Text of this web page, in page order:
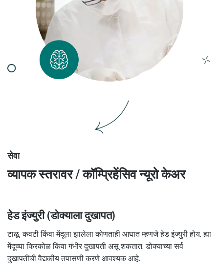
सेवा
व्यापक स्तरावर / कॉम्प्रिहेंसिव न्यूरो केअर
हेड इंज्युरी (डोक्याला दुखापत)
टाळू, कवटी किंवा मेंदूला झालेला कोणताही आघात म्हणजे हेड इंज्युरी होय. ह्या
मेंदूच्या किरकोळ किंवा गंभीर दुखापती असू शकतात. डोक्याच्या सर्व
दुखापतींची वैद्यकीय तपासणी करणे आवश्यक आहे.